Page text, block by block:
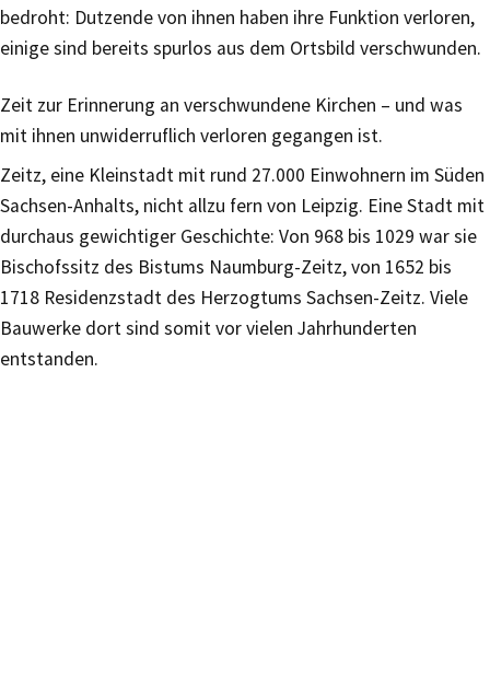
bedroht: Dutzende von ihnen haben ihre Funktion verloren,
einige sind bereits spurlos aus dem Ortsbild verschwunden.
Zeit zur Erinnerung an verschwundene Kirchen – und was
mit ihnen unwiderruflich verloren gegangen ist.
Zeitz, eine Kleinstadt mit rund 27.000 Einwohnern im Süden
Sachsen-Anhalts, nicht allzu fern von Leipzig. Eine Stadt mit
durchaus gewichtiger Geschichte: Von 968 bis 1029 war sie
Bischofssitz des Bistums Naumburg-Zeitz, von 1652 bis
1718 Residenzstadt des Herzogtums Sachsen-Zeitz. Viele
Bauwerke dort sind somit vor vielen Jahrhunderten
entstanden.